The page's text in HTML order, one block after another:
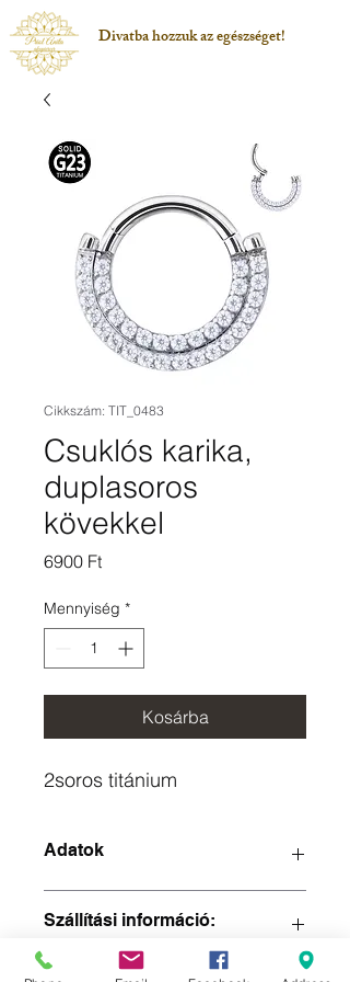
Divatba hozzuk az egészséget!
Cikkszám: TIT_0483
Csuklós karika,
duplasoros
kövekkel
6900 FtÁr
Mennyiség *
Kosárba
2soros titánium
Adatok
Szállítási információ:
- Személyes átvétel : ingyenes